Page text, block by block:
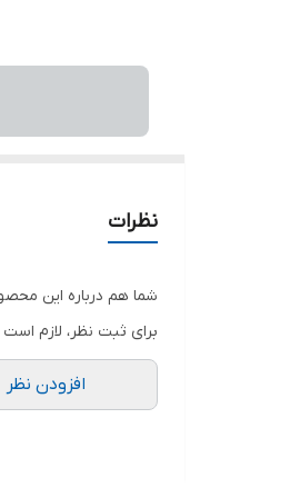
نظرات
شما هم درباره این
برای ثبت نظر، لازم
افزودن نظر